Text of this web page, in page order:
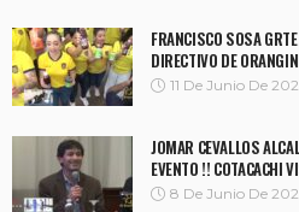
FRANCISCO SOSA
DIRECTIVO DE
11 De Junio De
JOMAR CEVALLOS
EVENTO !! COTACACHI
8 De Junio De